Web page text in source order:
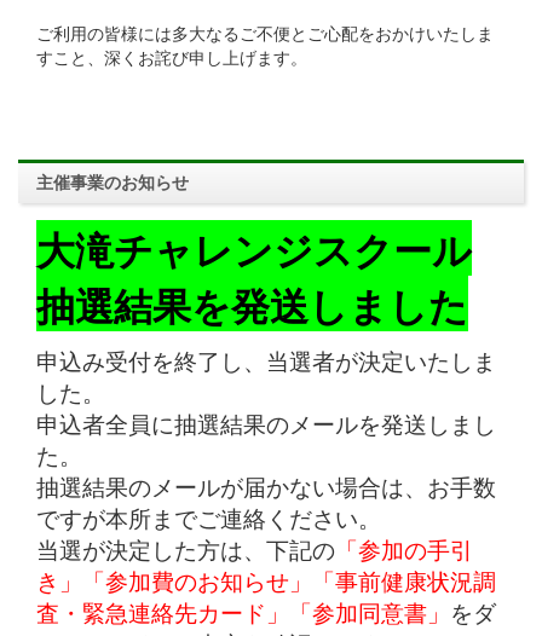
ご利用の皆様には多大なるご不便とご心配をおかけいたしま
すこと、深くお詫び申し上げます。
主催事業のお知らせ
大滝チャレンジスクール
抽選結果を発送しました
申込み受付を終了し、当選者が決定いたしま
した。
申込者全員に抽選結果のメールを発送しまし
た。
抽選結果のメールが届かない場合は、お手数
ですが本所までご連絡ください。
当選が決定した方は、下記の 「参加の手引
き」「参加費のお知らせ」「事前健康状況調
査・緊急連絡先カード」「参加同意書」 をダ